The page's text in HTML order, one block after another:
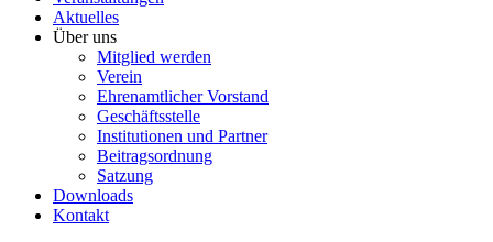
Aktuelles
Über uns
Mitglied werden
Verein
Ehrenamtlicher Vorstand
Geschäftsstelle
Institutionen und Partner
Beitragsordnung
Satzung
Downloads
Kontakt